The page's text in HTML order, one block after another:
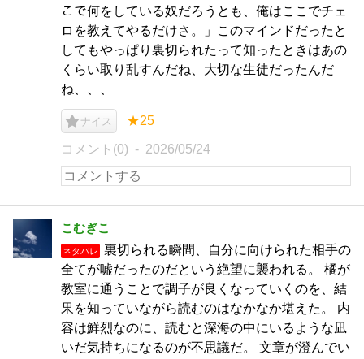
こで何をしている奴だろうとも、俺はここでチェ
ロを教えてやるだけさ。」このマインドだったと
してもやっぱり裏切られたって知ったときはあの
くらい取り乱すんだね、大切な生徒だったんだ
ね、、、
ナイス ★25
コメント(0) 2026/05/24
こむぎこ
ネタバレ
裏切られる瞬間、自分に向けられた相手の
全てが嘘だったのだという絶望に襲われる。 橘が
教室に通うことで調子が良くなっていくのを、結
果を知っていながら読むのはなかなか堪えた。 内
容は鮮烈なのに、読むと深海の中にいるような凪
いだ気持ちになるのが不思議だ。 文章が澄んでい